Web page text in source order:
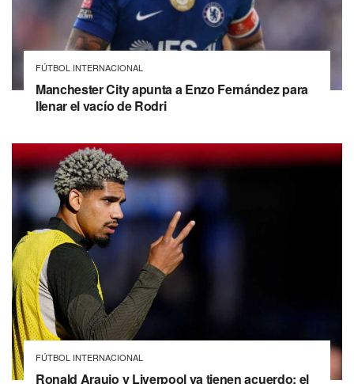
FÚTBOL INTERNACIONAL
Manchester City apunta a Enzo Fernández para
llenar el vacío de Rodri
FÚTBOL INTERNACIONAL
Ronald Araujo y Liverpool ya tienen acuerdo: el